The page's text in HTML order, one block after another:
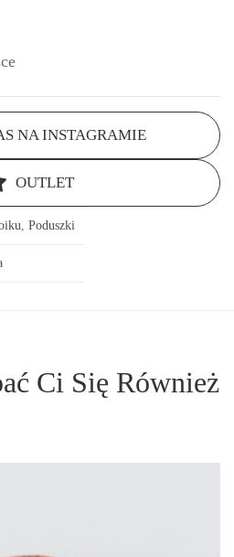
NA INSTAGRAMIE
OUTLET
, Poduszki
Ci Się Również